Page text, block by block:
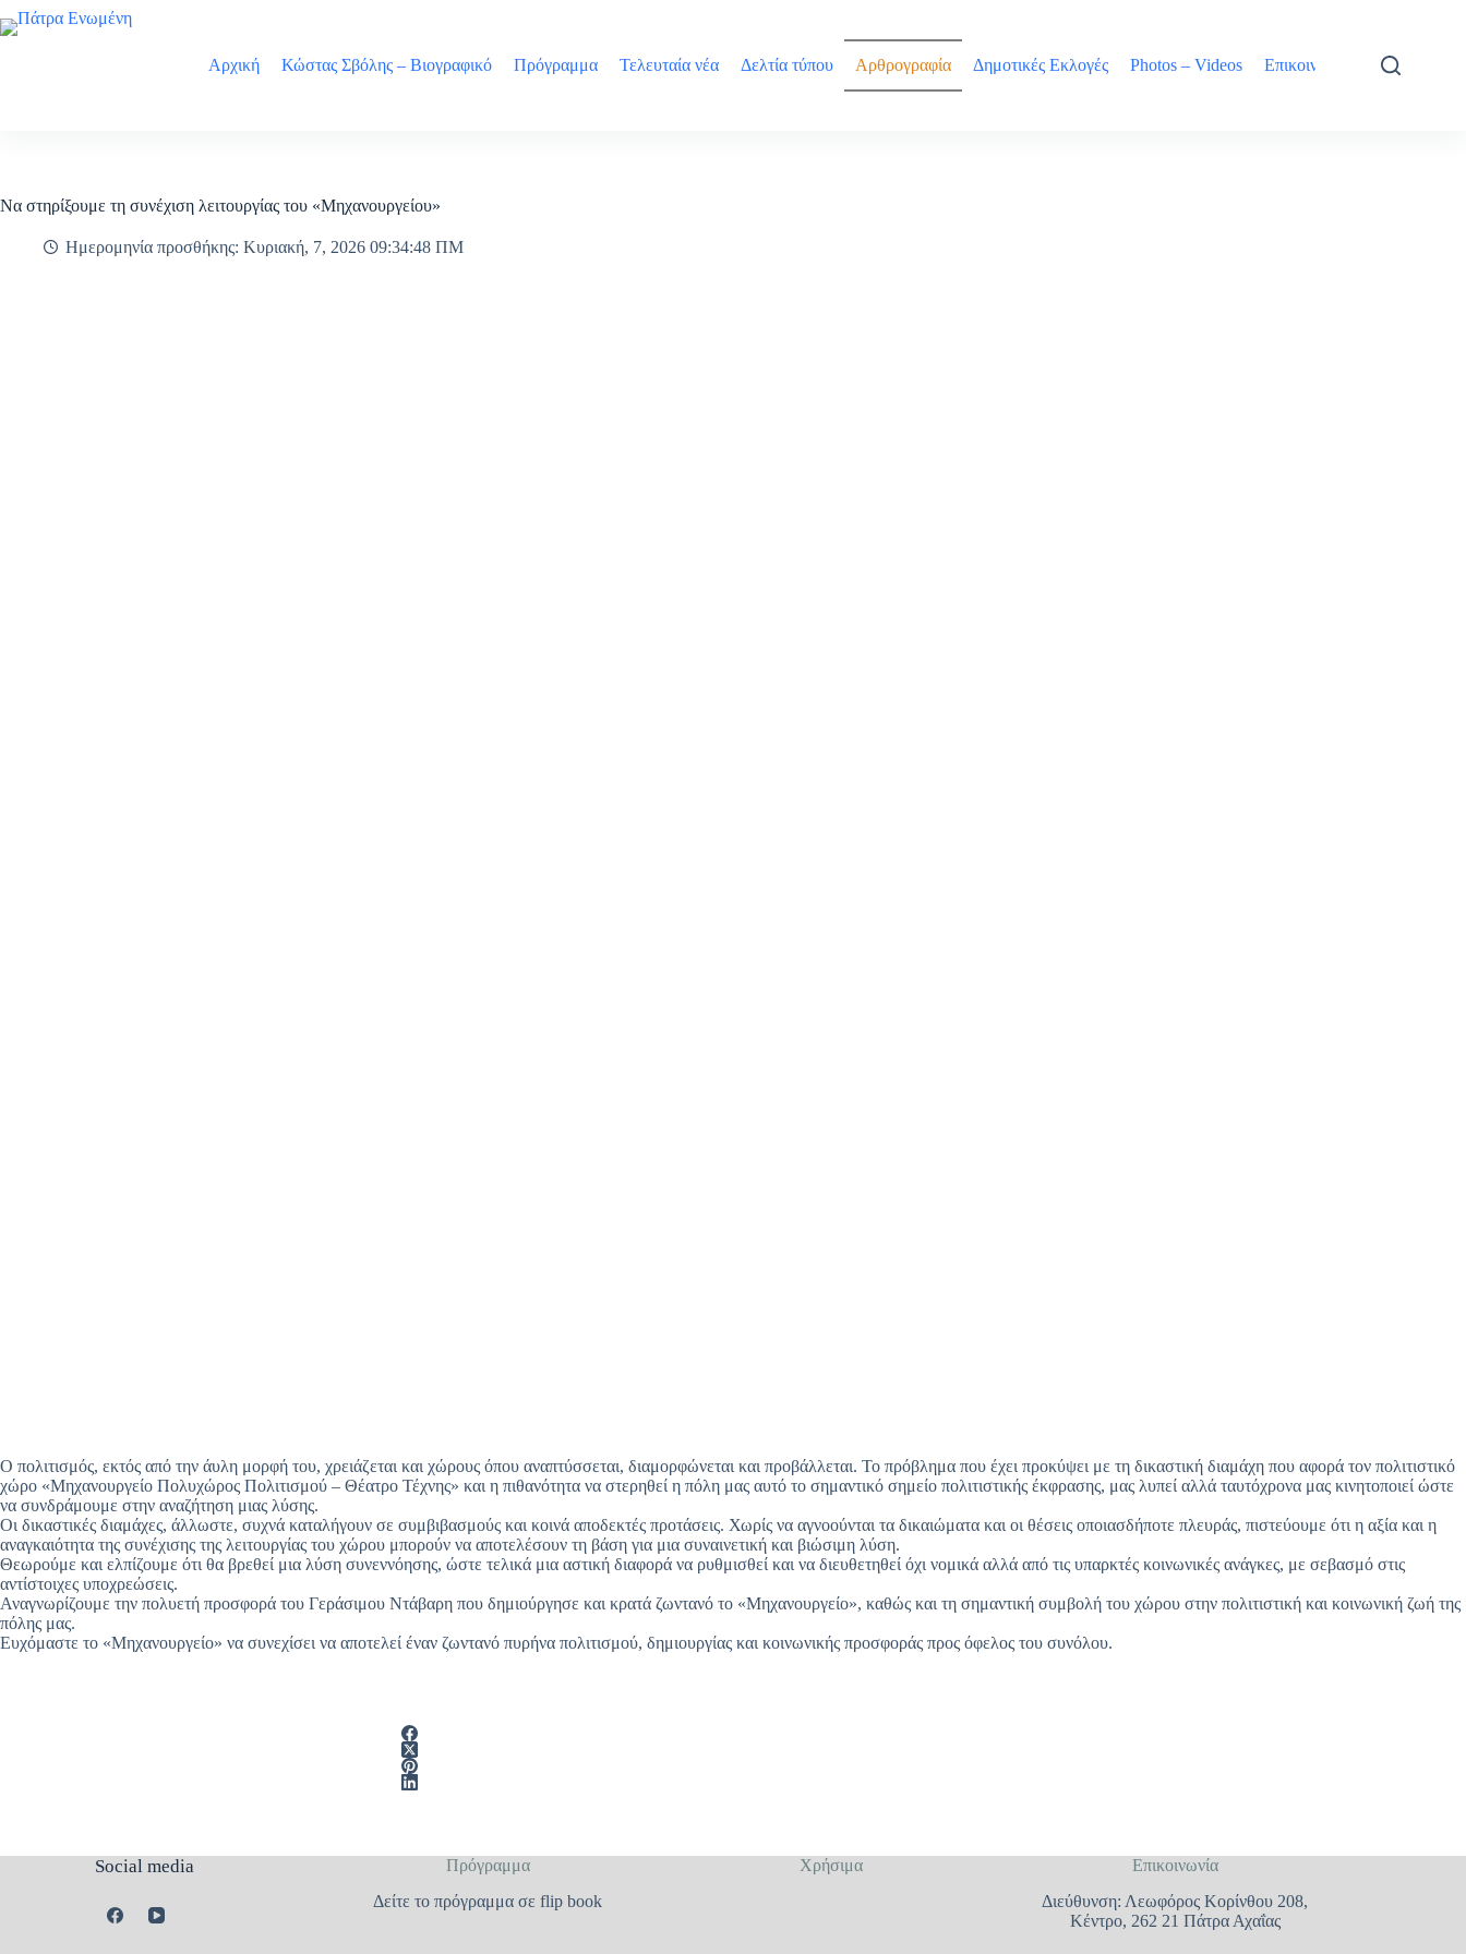
Μετάβαση
στο
Αρχική
Κώστας Σβόλης – Βιογραφικό Πρόγραμμα Τελευταία νέα Δελτία τύπου Αρθρογραφία Δημοτικές Εκλογές Photos – Videos Επικοινωνία
Να στηρίξουμε τη συνέχιση λειτουργίας του «Μηχανουργείου»
Ημερομηνία προσθήκης: Κυριακή, 7, 2026 09:34:48 ΠΜ
Ο πολιτισμός, εκτός από την άυλη μορφή του, χρειάζεται και χώρους όπου αναπτύσσεται, διαμορφώνεται και προβάλλεται. Το πρόβλημα που έχει προκύψει με τη δικαστική διαμάχη που αφορά τον πολιτιστικό
χώρο «Μηχανουργείο Πολυχώρος Πολιτισμού – Θέατρο Τέχνης» και η πιθανότητα να στερηθεί η πόλη μας αυτό το σημαντικό σημείο πολιτιστικής έκφρασης, μας λυπεί αλλά ταυτόχρονα μας κινητοποιεί ώστε
να συνδράμουμε στην αναζήτηση μιας λύσης.
Οι δικαστικές διαμάχες, άλλωστε, συχνά καταλήγουν σε συμβιβασμούς και κοινά αποδεκτές προτάσεις. Χωρίς να αγνοούνται τα δικαιώματα και οι θέσεις οποιασδήποτε πλευράς, πιστεύουμε ότι η αξία και η
αναγκαιότητα της συνέχισης της λειτουργίας του χώρου μπορούν να αποτελέσουν τη βάση για μια συναινετική και βιώσιμη λύση.
Θεωρούμε και ελπίζουμε ότι θα βρεθεί μια λύση συνεννόησης, ώστε τελικά μια αστική διαφορά να ρυθμισθεί και να διευθετηθεί όχι νομικά αλλά από τις υπαρκτές κοινωνικές ανάγκες, με σεβασμό στις
αντίστοιχες υποχρεώσεις.
Αναγνωρίζουμε την πολυετή προσφορά του Γεράσιμου Ντάβαρη που δημιούργησε και κρατά ζωντανό το «Μηχανουργείο», καθώς και τη σημαντική συμβολή του χώρου στην πολιτιστική και κοινωνική ζωή της
πόλης μας.
Ευχόμαστε το «Μηχανουργείο» να συνεχίσει να αποτελεί έναν ζωντανό πυρήνα πολιτισμού, δημιουργίας και κοινωνικής προσφοράς προς όφελος του συνόλου.
Social media
Πρόγραμμα
Δείτε το πρόγραμμα σε flip book
Χρήσιμα
Επικοινωνία
Διεύθυνση: Λεωφόρος Κορίνθου 208,
Κέντρο, 262 21 Πάτρα Αχαΐας